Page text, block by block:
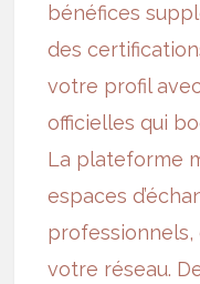
bénéfices
des
votre profil
officielles qui
La plateforme
espaces
votre réseau.